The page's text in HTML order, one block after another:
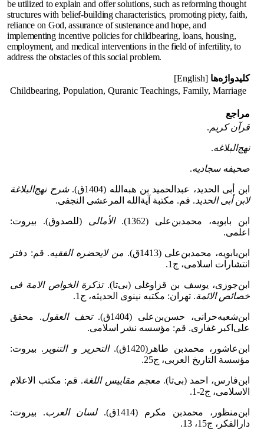
be utilized to explain and offer solutions, such as reforming thought
structures with belief-building characteristics, promoting piety, faith,
reliance on God, assurance of sustenance and hope, and
implementing incentive policies for childbearing, loans, housing,
employment, and medical interventions in the field of infertility, to
address the obstacles of this social problem.
کلیدواژه‌ها [English]
Childbearing, Population, Quranic Teachings, Family, Marriage
مراجع
قرآن ‌کریم.
نهج‌البلاغه.
صحیفه سجادیه.
ابن أبی الحدید، عبدالحمید بن هبه‌الله (1404ق).
شرح نهج‌البلاغة
لابن أبی الحدید. قم. مکتبة آیة‌الله المرعشی النجفی.
ابن ‌بابویه، محمدبن‌على (1362). الأمالی (للصدوق). بیروت:
اعلمى.
ابن‌بابویه، محمدبن‌على (1413ق). من لایحضره الفقیه. قم: دفتر
انتشارات اسلامى، ج1.
ابن‌جوزی، یوسف‌ بن‌ قزاوغلی (بی‌تا).تذکرة الخواص ‌الامة فی‌
خصائص الائمة. تهران: مکتبه نینوی الحدیثه، ج1.
ابن‌شعبه‌حرانى، حسن‌بن‌على (1404ق). تحف ‌العقول‏. محقق
على‌اکبر غفارى. قم: مؤسسه نشر اسلامی‏.
ابن‌عاشور، محمدبن طاهر(1420ق‏). التحریر و التنویر . بیروت:
مؤسسة التاریخ العربی‏، ج25.
ابن‌فارس، احمد (بی‌تا). معجم مقاییس اللغة. قم: مکتب الاعلام
الاسلامی، ج2-1.
ابن‌منظور، محمدبن مکرم (1414ق). لسان العرب. بیروت:
دارالفکر، ج15، 13.